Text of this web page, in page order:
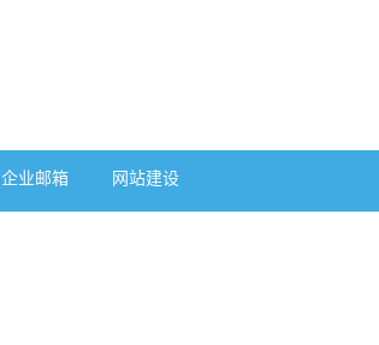
企业邮箱 网站建设